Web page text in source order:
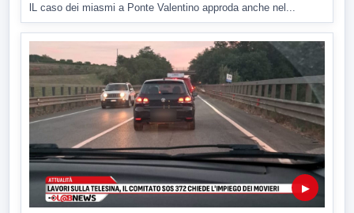
lL caso dei miasmi a Ponte Valentino approda anche nel...
▶